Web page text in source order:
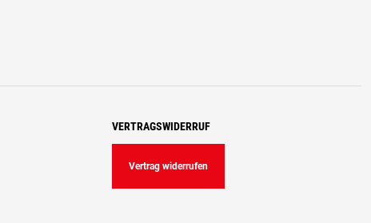
VERTRAGSWIDERRUF
Vertrag widerrufen